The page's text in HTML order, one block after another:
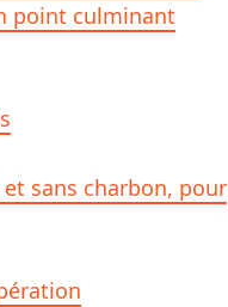
point culminant
sans charbon, pour